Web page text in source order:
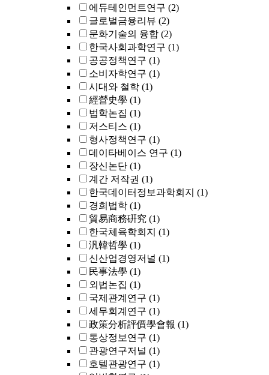
에듀테인먼트연구 (2)
글로벌금융리뷰 (2)
문화기술의 융합 (2)
한국사회과학연구 (1)
공공정책연구 (1)
소비자학연구 (1)
시대와 철학 (1)
經營史學 (1)
법학논집 (1)
저스티스 (1)
형사정책연구 (1)
데이타베이스 연구 (1)
장신논단 (1)
계간 저작권 (1)
한국데이터정보과학회지 (1)
경희법학 (1)
貿易商務硏究 (1)
한국체육학회지 (1)
汎韓哲學 (1)
신산업경영저널 (1)
民事法學 (1)
외법논집 (1)
국제관계연구 (1)
세무회계연구 (1)
政策分析評價學會報 (1)
통상정보연구 (1)
관광연구저널 (1)
호텔관광연구 (1)